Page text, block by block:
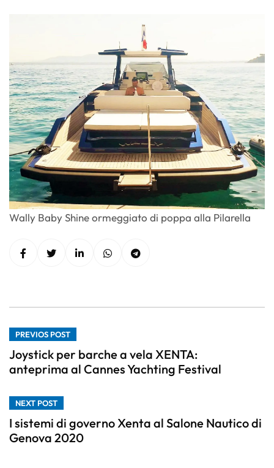
Wally Baby Shine ormeggiato di poppa alla Pilarella
PREVIOS POST
Joystick per barche a vela XENTA:
anteprima al Cannes Yachting Festival
NEXT POST
I sistemi di governo Xenta al Salone Nautico di
Genova 2020